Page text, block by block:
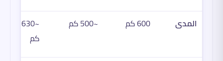
المدى 600 كم ~500 كم
~630
كم